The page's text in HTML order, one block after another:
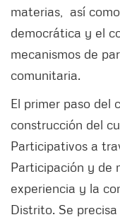
materias, así
democrática y el
mecanismos de
comunitaria.
El primer paso del
construcción del
Participativos a
Participación y de
experiencia y la
Distrito. Se